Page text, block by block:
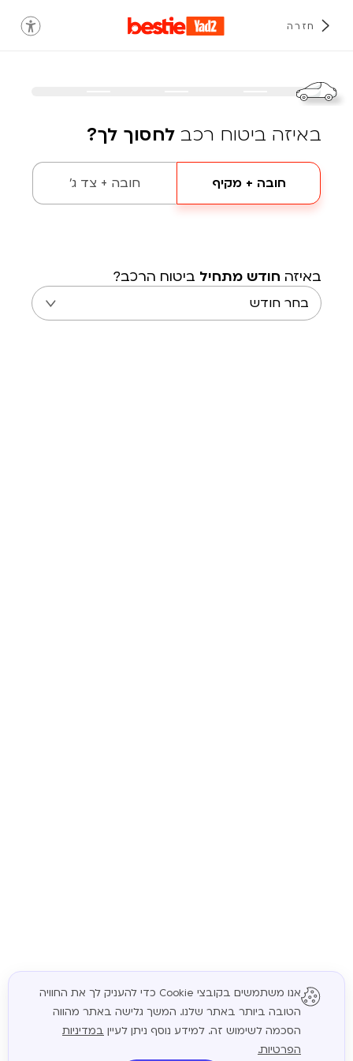
חזרה
באיזה ביטוח רכב לחסוך לך?
חובה + מקיף חובה + צד ג'
באיזה חודש מתחיל ביטוח הרכב?
המשך
אנו משתמשים בקובצי Cookie כדי להעניק לך את החוויה
הטובה ביותר באתר שלנו. המשך גלישה באתר מהווה
הסכמה לשימוש זה. למידע נוסף ניתן לעיין במדיניות
הפרטיות.